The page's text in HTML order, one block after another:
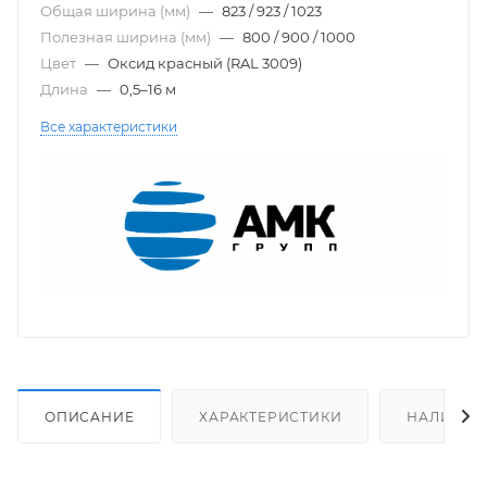
Общая ширина (мм) — 823 / 923 / 1023
Полезная ширина (мм) — 800 / 900 / 1000
Цвет — Оксид красный (RAL 3009)
Длина — 0,5–16 м
Все характеристики
ОПИСАНИЕ ХАРАКТЕРИСТИКИ НАЛИЧИЕ